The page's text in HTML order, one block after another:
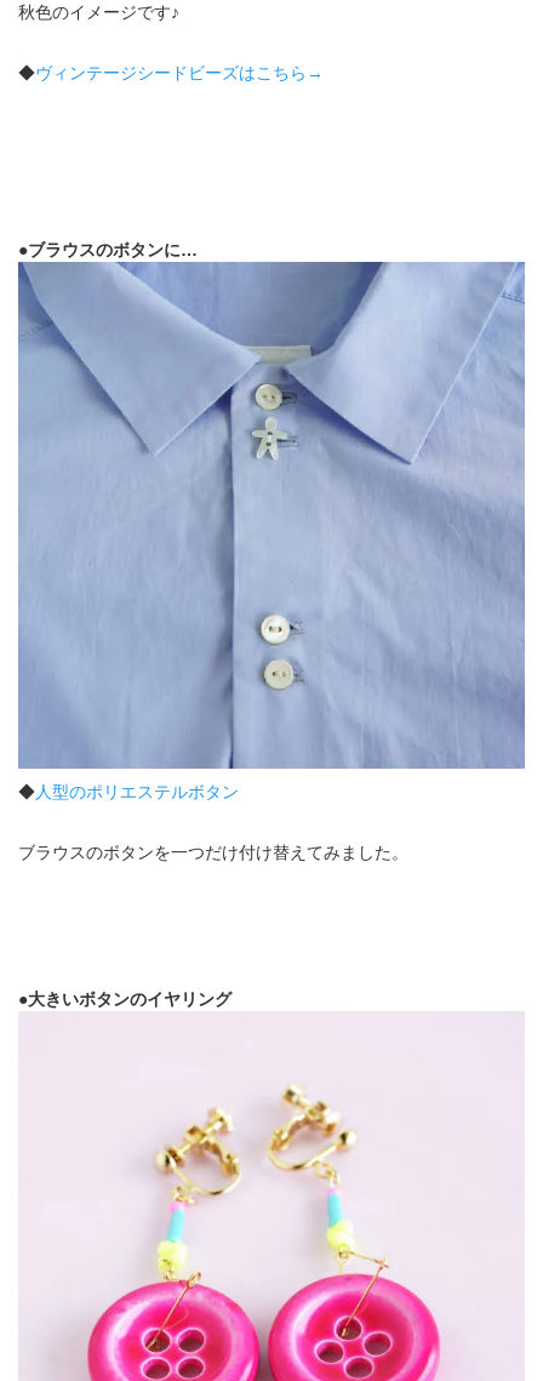
秋色のイメージです♪
◆ヴィンテージシードビーズはこちら→
●ブラウスのボタンに…
◆人型のポリエステルボタン
ブラウスのボタンを一つだけ付け替えてみました。
●大きいボタンのイヤリング